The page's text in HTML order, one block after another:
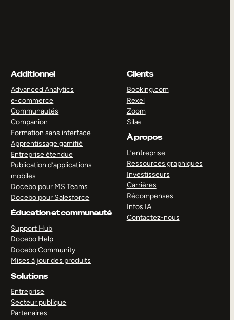
Additionnel
Advanced Analytics
e-commerce
Communautés
Companion
Formation sans interface
Apprentissage gamifié
Entreprise étendue
Publication d’applications
mobiles
Docebo pour MS Teams
Docebo pour Salesforce
Éducation et communauté
Support Hub
Docebo Help
Docebo Community
Mises à jour des produits
Solutions
Entreprise
Secteur publique
Partenaires
Clients
Booking.com
Rexel
Zoom
Silæ
À propos
L’entreprise
Ressources graphiques
Investisseurs
Carrières
Récompenses
Infos IA
Contactez-nous